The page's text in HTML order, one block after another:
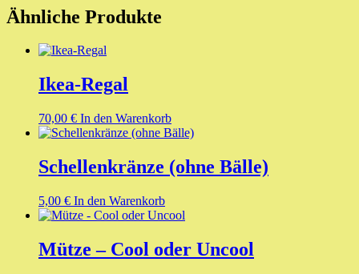
Ähnliche Produkte
Ikea-Regal
70,00 € In den Warenkorb
Schellenkränze (ohne Bälle)
5,00 € In den Warenkorb
Mütze – Cool oder Uncool